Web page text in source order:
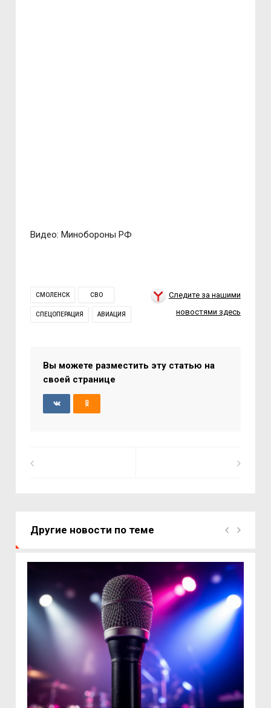
Видео: Минобороны РФ
СМОЛЕНСК СВО
СПЕЦОПЕРАЦИЯ АВИАЦИЯ
Следите за нашими
новостями здесь
Вы можете разместить эту статью на
своей странице
Другие новости по теме